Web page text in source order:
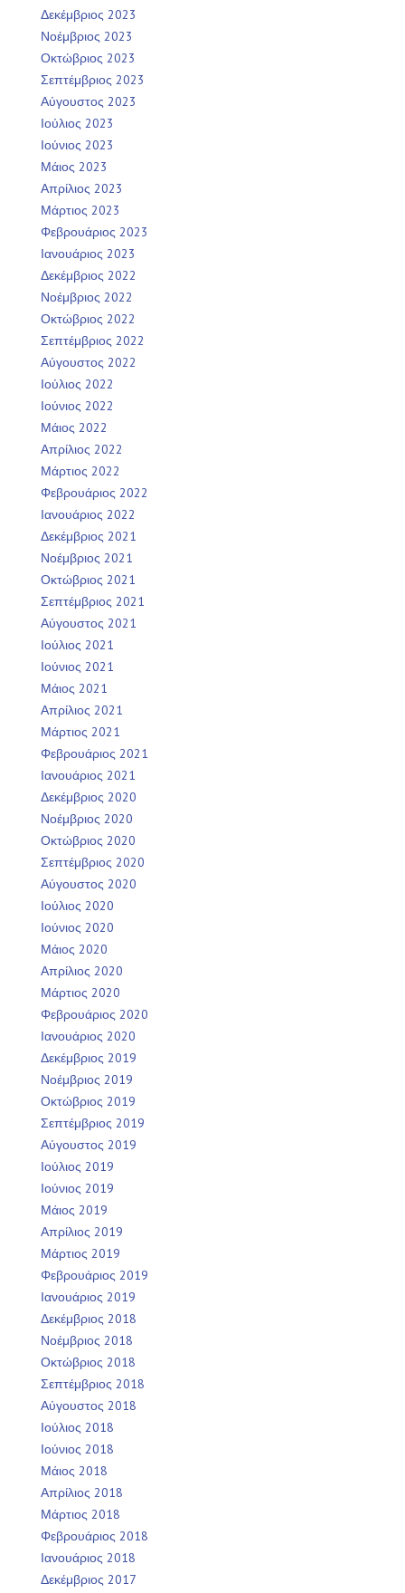
Δεκέμβριος 2023
Νοέμβριος 2023
Οκτώβριος 2023
Σεπτέμβριος 2023
Αύγουστος 2023
Ιούλιος 2023
Ιούνιος 2023
Μάιος 2023
Απρίλιος 2023
Μάρτιος 2023
Φεβρουάριος 2023
Ιανουάριος 2023
Δεκέμβριος 2022
Νοέμβριος 2022
Οκτώβριος 2022
Σεπτέμβριος 2022
Αύγουστος 2022
Ιούλιος 2022
Ιούνιος 2022
Μάιος 2022
Απρίλιος 2022
Μάρτιος 2022
Φεβρουάριος 2022
Ιανουάριος 2022
Δεκέμβριος 2021
Νοέμβριος 2021
Οκτώβριος 2021
Σεπτέμβριος 2021
Αύγουστος 2021
Ιούλιος 2021
Ιούνιος 2021
Μάιος 2021
Απρίλιος 2021
Μάρτιος 2021
Φεβρουάριος 2021
Ιανουάριος 2021
Δεκέμβριος 2020
Νοέμβριος 2020
Οκτώβριος 2020
Σεπτέμβριος 2020
Αύγουστος 2020
Ιούλιος 2020
Ιούνιος 2020
Μάιος 2020
Απρίλιος 2020
Μάρτιος 2020
Φεβρουάριος 2020
Ιανουάριος 2020
Δεκέμβριος 2019
Νοέμβριος 2019
Οκτώβριος 2019
Σεπτέμβριος 2019
Αύγουστος 2019
Ιούλιος 2019
Ιούνιος 2019
Μάιος 2019
Απρίλιος 2019
Μάρτιος 2019
Φεβρουάριος 2019
Ιανουάριος 2019
Δεκέμβριος 2018
Νοέμβριος 2018
Οκτώβριος 2018
Σεπτέμβριος 2018
Αύγουστος 2018
Ιούλιος 2018
Ιούνιος 2018
Μάιος 2018
Απρίλιος 2018
Μάρτιος 2018
Φεβρουάριος 2018
Ιανουάριος 2018
Δεκέμβριος 2017